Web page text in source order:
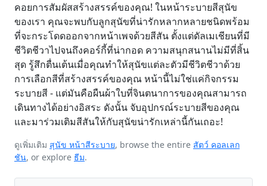
คอยการสัมผัสสร้างสรรค์ของคุณ! ในหน้าระบายสีสุนัข
ของเรา คุณจะพบกับลูกสุนัขที่น่ารักหลากหลายชนิดพร้อม
ที่จะกระโดดออกจากหน้าเพจด้วยสีสัน ตั้งแต่ดัลเมเชียนที่มี
ชีวิตชีวาไปจนถึงคอร์กี้ที่น่ากอด ความสนุกสนานไม่มีที่สิ้น
สุด รู้สึกตื่นเต้นเมื่อคุณทำให้สุนัขแต่ละตัวมีชีวิตชีวาด้วย
การเลือกสีที่สร้างสรรค์ของคุณ หน้านี้ไม่ใช่แค่กิจกรรม
ระบายสี - แต่มันคือผืนผ้าใบที่จินตนาการของคุณสามารถ
เดินทางได้อย่างอิสระ ดังนั้น จับอุปกรณ์ระบายสีของคุณ
และมาร่วมเติมสีสันให้กับสุนัขน่ารักเหล่านี้กันเถอะ!
ดูเพิ่มเติม สุนัข หน้าสีระบาย, browse the entire สัตว์ คอลเลก
ชัน, or explore ธีม.